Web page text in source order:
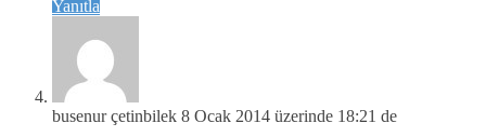
Yanıtla
busenur çetinbilek 8 Ocak 2014 üzerinde 18:21 de